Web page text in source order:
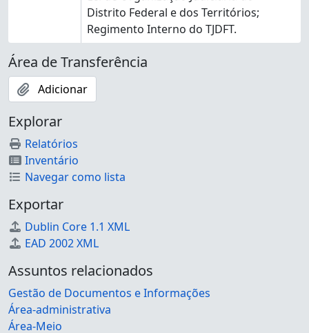
Distrito Federal e dos Territórios;
Regimento Interno do TJDFT.
Área de Transferência
Adicionar
Explorar
Relatórios
Inventário
Navegar como lista
Exportar
Dublin Core 1.1 XML
EAD 2002 XML
Assuntos relacionados
Gestão de Documentos e Informações
Área-administrativa
Área-Meio